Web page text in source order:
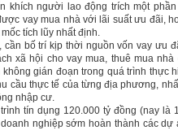
khích người lao động trích một
vay mua nhà với lãi suất ưu đãi,
tích lũy nhất định.
cần bố trí kịp thời nguồn vốn vay ưu
xã hội cho vay mua, thuê mua
không gián đoạn trong quá trình thực
cầu thực tế của từng địa phương,
nhập cư.
tín dụng 120.000 tỷ đồng (nay là
nghiệp sớm hoàn thành các